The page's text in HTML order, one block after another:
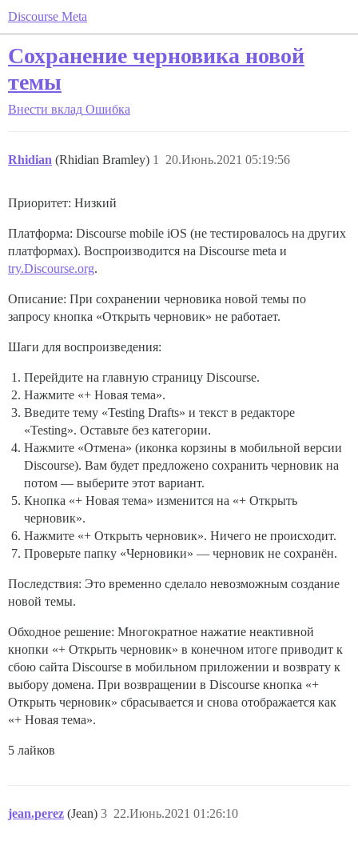
Discourse Meta
Сохранение черновика новой
темы
Внести вклад Ошибка
Rhidian (Rhidian Bramley) 20.Июнь.2021 05:19:56
1
Приоритет: Низкий
Платформа: Discourse mobile iOS (не тестировалось на других
платформах). Воспроизводится на Discourse meta и
try.Discourse.org.
Описание: При сохранении черновика новой темы по
запросу кнопка «Открыть черновик» не работает.
Шаги для воспроизведения:
Перейдите на главную страницу Discourse.
Нажмите «+ Новая тема».
Введите тему «Testing Drafts» и текст в редакторе
«Testing». Оставьте без категории.
Нажмите «Отмена» (иконка корзины в мобильной версии
Discourse). Вам будет предложено сохранить черновик на
потом — выберите этот вариант.
Кнопка «+ Новая тема» изменится на «+ Открыть
черновик».
Нажмите «+ Открыть черновик». Ничего не происходит.
Проверьте папку «Черновики» — черновик не сохранён.
Последствия: Это временно сделало невозможным создание
новой темы.
Обходное решение: Многократное нажатие неактивной
кнопки «+ Открыть черновик» в конечном итоге приводит к
сбою сайта Discourse в мобильном приложении и возврату к
выбору домена. При возвращении в Discourse кнопка «+
Открыть черновик» сбрасывается и снова отображается как
«+ Новая тема».
5 лайков
jean.perez (Jean) 22.Июнь.2021 01:26:10
3